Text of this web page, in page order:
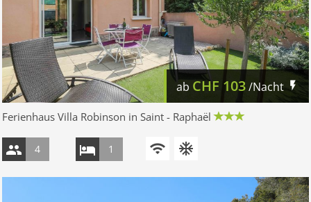
ab CHF 103/Nacht
Ferienhaus Villa Robinson in Saint - Raphaël
4 1